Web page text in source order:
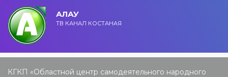
АЛАУ
ТВ КАНАЛ КОСТАНАЯ
КГКП «Областной центр самодеятельного народного